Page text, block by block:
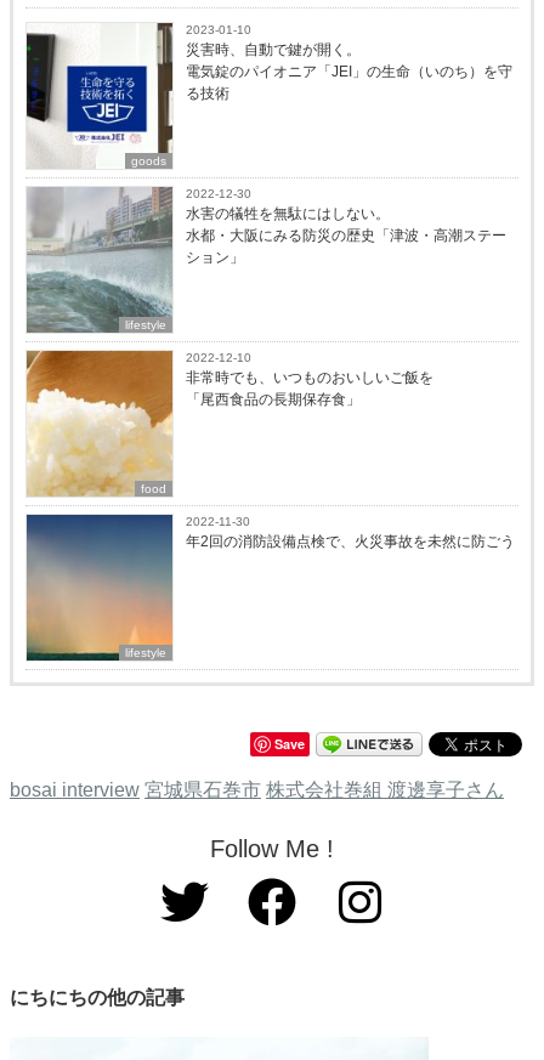
goods
2023-01-10
災害時、自動で鍵が開く。
電気錠のパイオニア「JEI」の生命（いのち）を守
る技術
lifestyle
2022-12-30
水害の犠牲を無駄にはしない。
水都・大阪にみる防災の歴史「津波・高潮ステー
ション」
food
2022-12-10
非常時でも、いつものおいしいご飯を
「尾西食品の長期保存食」
lifestyle
2022-11-30
年2回の消防設備点検で、火災事故を未然に防ごう
Save
bosai interview 宮城県石巻市 株式会社巻組 渡邊享子さん
Follow Me !
にちにちの他の記事